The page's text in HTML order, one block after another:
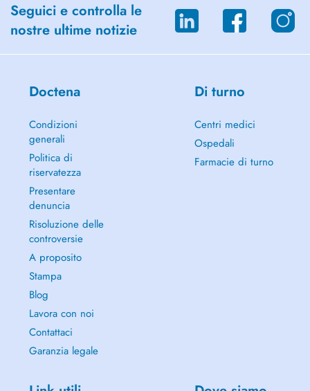
Seguici e controlla le
nostre ultime notizie
Doctena
Condizioni
generali
Politica di
riservatezza
Presentare
denuncia
Risoluzione delle
controversie
A proposito
Stampa
Blog
Lavora con noi
Contattaci
Garanzia legale
Di turno
Centri medici
Ospedali
Farmacie di turno